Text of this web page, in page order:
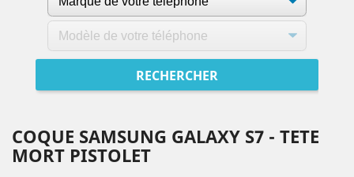
COQUE SAMSUNG GALAXY S7 - TETE
MORT PISTOLET